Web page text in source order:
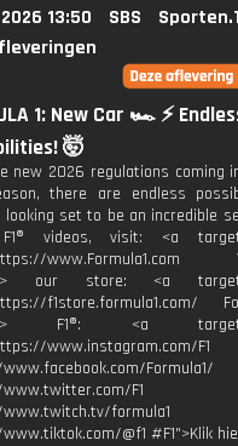
13:50 SBS
1: New Car 🏎️ ⚡️
🤯
new 2026 regulations coming
there are endless
set to be an incredible
videos, visit: <a
www.Formula1.com
our store: <a
f1store.formula1.com/
a> F1®: <a
www.instagram.com/F1
Formula1/
F1
formula1
@f1 #F1">Klik